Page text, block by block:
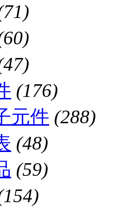
(176)
元件 (288)
(48)
(59)